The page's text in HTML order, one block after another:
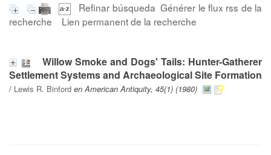
Refinar búsqueda Générer le flux rss de la
recherche
Lien permanent de la recherche
Willow Smoke and Dogs' Tails: Hunter-Gatherer
Settlement Systems and Archaeological Site Formation
/ Lewis R. Binford en American Antiquity, 45(1) (1980)